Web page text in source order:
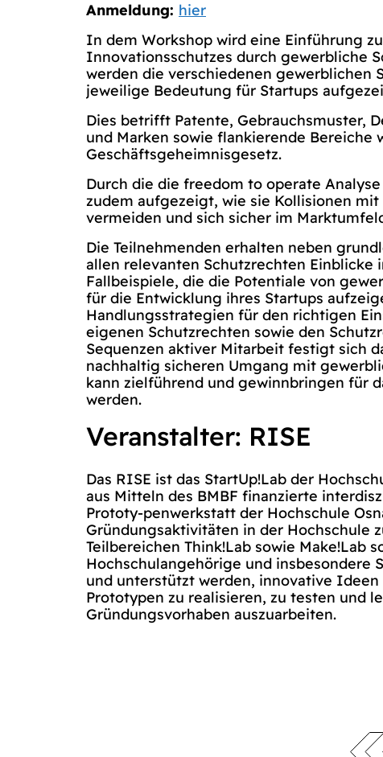
Anmeldung: hier
In dem Workshop wird eine Einführung
Innovationsschutzes durch gewerbliche
werden die verschiedenen gewerblichen
jeweilige Bedeutung für Startups
Dies betrifft Patente, Gebrauchsmuster,
und Marken sowie flankierende Bereiche
Geschäftsgeheimnisgesetz.
Durch die die freedom to operate
zudem aufgezeigt, wie sie Kollisionen
vermeiden und sich sicher im
Die Teilnehmenden erhalten neben
allen relevanten Schutzrechten Einblicke
Fallbeispiele, die die Potentiale von
für die Entwicklung ihres Startups
Handlungsstrategien für den richtigen
eigenen Schutzrechten sowie den
Sequenzen aktiver Mitarbeit festigt sich
nachhaltig sicheren Umgang mit
kann zielführend und gewinnbringen für
werden.
Veranstalter: RISE
Das RISE ist das StartUp!Lab der
aus Mitteln des BMBF finanzierte
Prototy-penwerkstatt der Hochschule
Gründungsaktivitäten in der Hochschule
Teilbereichen Think!Lab sowie Make!Lab
Hochschulangehörige und insbesondere
und unterstützt werden, innovative Ideen
Prototypen zu realisieren, zu testen und
Gründungsvorhaben auszuarbeiten.